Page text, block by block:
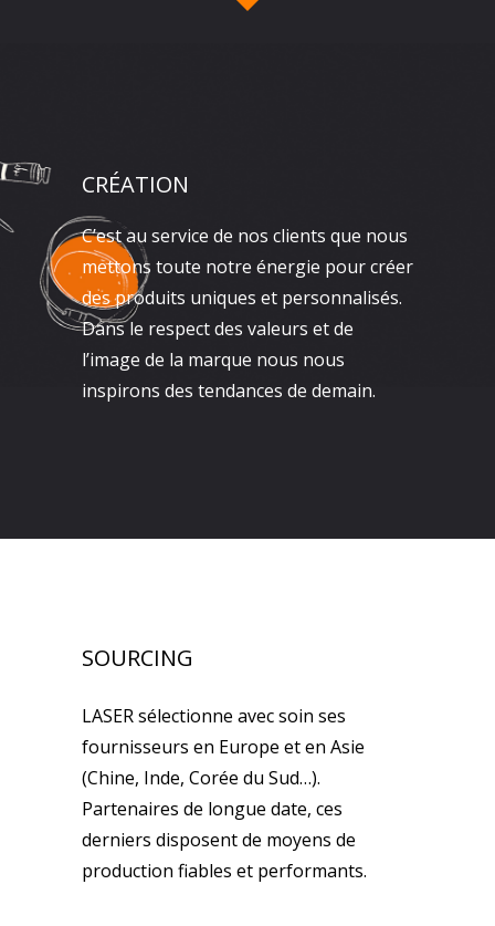
CRÉATION
C’est au service de nos clients que nous
mettons toute notre énergie pour créer
des produits uniques et personnalisés.
Dans le respect des valeurs et de
l’image de la marque nous nous
inspirons des tendances de demain.
SOURCING
LASER sélectionne avec soin ses
fournisseurs en Europe et en Asie
(Chine, Inde, Corée du Sud…).
Partenaires de longue date, ces
derniers disposent de moyens de
production fiables et performants.